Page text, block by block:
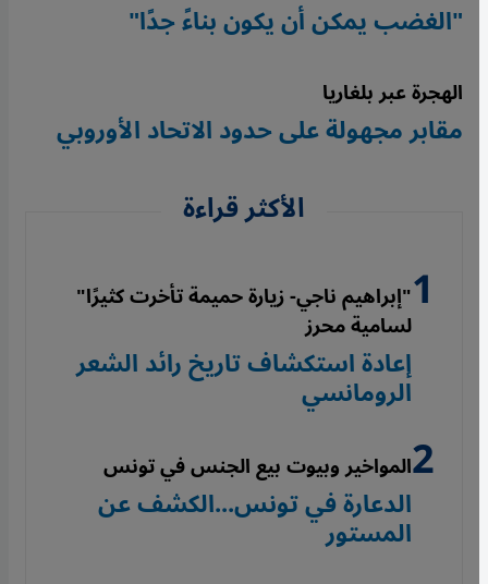
"الغضب يمكن أن يكون بناءً جدًا"
الهجرة عبر بلغاريا
مقابر مجهولة على حدود الاتحاد الأوروبي
الأكثر قراءة
"إبراهيم ناجي- زيارة حميمة تأخرت كثيرًا"
لسامية محرز
إعادة استكشاف تاريخ رائد الشعر
الرومانسي
المواخير وبيوت بيع الجنس في تونس
الدعارة في تونس...الكشف عن
المستور